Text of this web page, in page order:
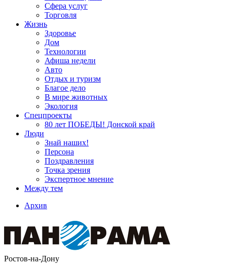
Сфера услуг
Торговля
Жизнь
Здоровье
Дом
Технологии
Афиша недели
Авто
Отдых и туризм
Благое дело
В мире животных
Экология
Спецпроекты
80 лет ПОБЕДЫ! Донской край
Люди
Знай наших!
Персона
Поздравления
Точка зрения
Экспертное мнение
Между тем
Архив
Ростов-на-Дону